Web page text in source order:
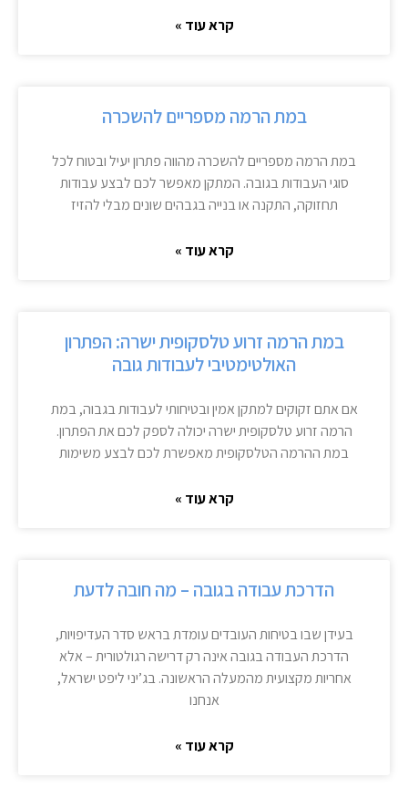
קרא עוד »
במת הרמה מספריים להשכרה
במת הרמה מספריים להשכרה מהווה פתרון יעיל ובטוח לכל
סוגי העבודות בגובה. המתקן מאפשר לכם לבצע עבודות
תחזוקה, התקנה או בנייה בגבהים שונים מבלי להזיז
קרא עוד »
במת הרמה זרוע טלסקופית ישרה: הפתרון
האולטימטיבי לעבודות גובה
אם אתם זקוקים למתקן אמין ובטיחותי לעבודות בגבוה, במת
הרמה זרוע טלסקופית ישרה יכולה לספק לכם את הפתרון.
במת ההרמה הטלסקופית מאפשרת לכם לבצע משימות
קרא עוד »
הדרכת עבודה בגובה – מה חובה לדעת
בעידן שבו בטיחות העובדים עומדת בראש סדר העדיפויות,
הדרכת העבודה בגובה אינה רק דרישה רגולטורית – אלא
אחריות מקצועית מהמעלה הראשונה. בג’יני ליפט ישראל,
אנחנו
קרא עוד »